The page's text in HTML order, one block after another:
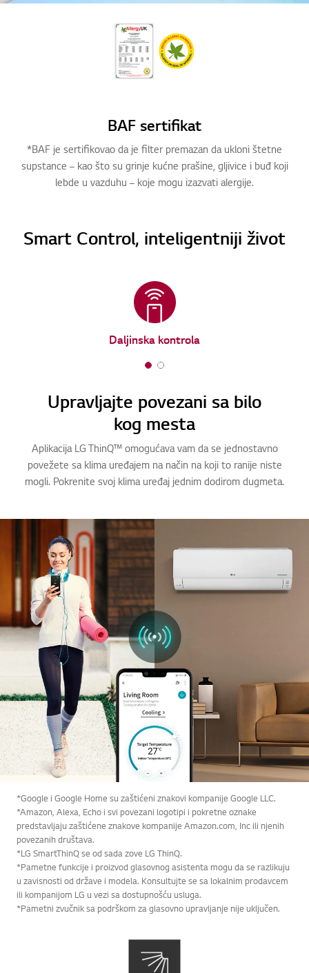
BAF sertifikat
*BAF je sertifikovao da je filter premazan da ukloni štetne
supstance – kao što su grinje kućne prašine, gljivice i buđ koji
lebde u vazduhu – koje mogu izazvati alergije.
Smart Control, inteligentniji život
Daljinska kontrola
1
f
2
2
f
2
Upravljajte povezani sa bilo
kog mesta
Aplikacija LG ThinQ™ omogućava vam da se jednostavno
povežete sa klima uređajem na način na koji to ranije niste
mogli. Pokrenite svoj klima uređaj jednim dodirom dugmeta.
*Google i Google Home su zaštićeni znakovi kompanije Google LLC.
*Amazon, Alexa, Echo i svi povezani logotipi i pokretne oznake
predstavljaju zaštićene znakove kompanije Amazon.com, Inc ili njenih
povezanih društava.
*LG SmartThinQ se od sada zove LG ThinQ.
*Pametne funkcije i proizvod glasovnog asistenta mogu da se razlikuju
u zavisnosti od države i modela. Konsultujte se sa lokalnim prodavcem
ili kompanijom LG u vezi sa dostupnošću usluga.
*Pametni zvučnik sa podrškom za glasovno upravljanje nije uključen.